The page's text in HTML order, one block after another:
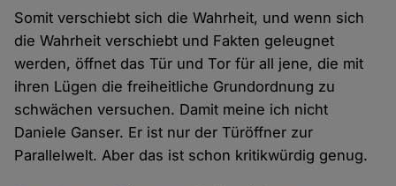
Somit verschiebt sich die Wahrheit, und wenn sich
die Wahrheit verschiebt und Fakten geleugnet
werden, öffnet das Tür und Tor für all jene, die mit
ihren Lügen die freiheitliche Grundordnung zu
schwächen versuchen. Damit meine ich nicht
Daniele Ganser. Er ist nur der Türöffner zur
Parallelwelt. Aber das ist schon kritikwürdig genug.